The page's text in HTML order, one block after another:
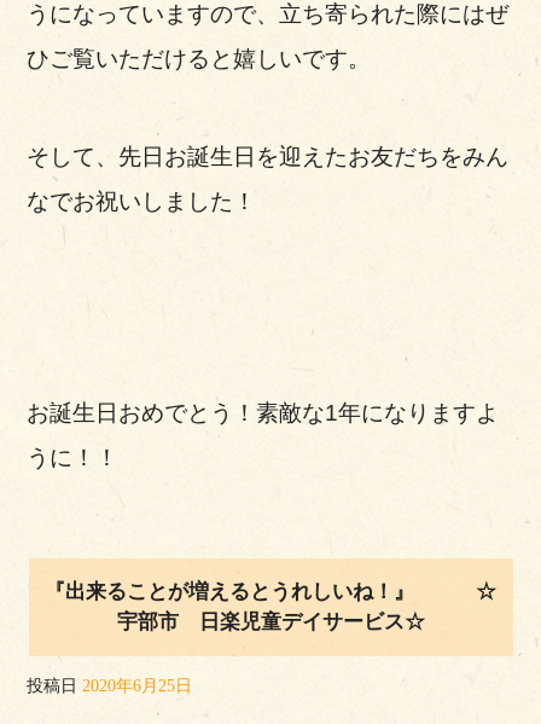
うになっていますので、立ち寄られた際にはぜ
ひご覧いただけると嬉しいです。
そして、先日お誕生日を迎えたお友だちをみん
なでお祝いしました！
お誕生日おめでとう！素敵な1年になりますよ
うに！！
『出来ることが増えるとうれしいね！』 ☆
宇部市 日楽児童デイサービス☆
投稿日 2020年6月25日